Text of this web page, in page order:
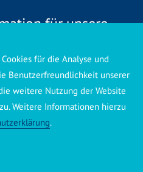
für unsere
Niederlassung, sondern
Unsere Einsätze werden
eigene Mitarbeiter sowie
Dadurch können wir
einen zuverlässigen 24/7-
kein eigener Mitarbeiter
Partnerbetriebe aus
0176 160 517 86
für die Analyse und
Benutzerfreundlichkeit unserer
weitere Nutzung der Website
Weitere Informationen hierzu
.